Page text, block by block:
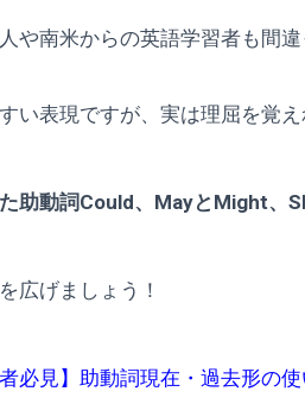
や南米からの英語学習者も間
い表現ですが、実は理屈を覚
助動詞Could、MayとMight、
広げましょう！
必見】助動詞現在・過去形の